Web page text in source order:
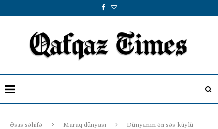
Əsas səhifə Maraq dünyası
Dünyanın ən səs-küylü